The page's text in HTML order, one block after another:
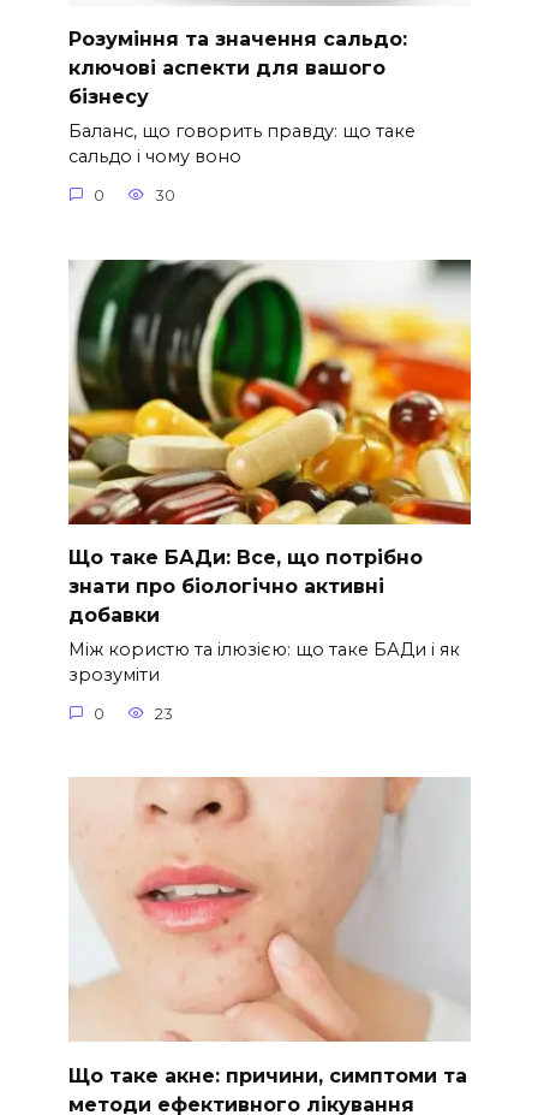
Розуміння та значення сальдо:
ключові аспекти для вашого
бізнесу
Баланс, що говорить правду: що таке
сальдо і чому воно
0 30
Що таке БАДи: Все, що потрібно
знати про біологічно активні
добавки
Між користю та ілюзією: що таке БАДи і як
зрозуміти
0 23
Що таке акне: причини, симптоми та
методи ефективного лікування